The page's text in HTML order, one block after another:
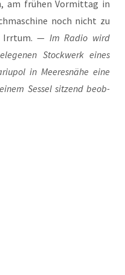
am frü­hen Vor­mit­tag in
noch nicht zu
Irr­tum. — Im Radio wird
Stock­werk eines
in Mee­res­nä­he eine
Ses­sel sit­zend beob­